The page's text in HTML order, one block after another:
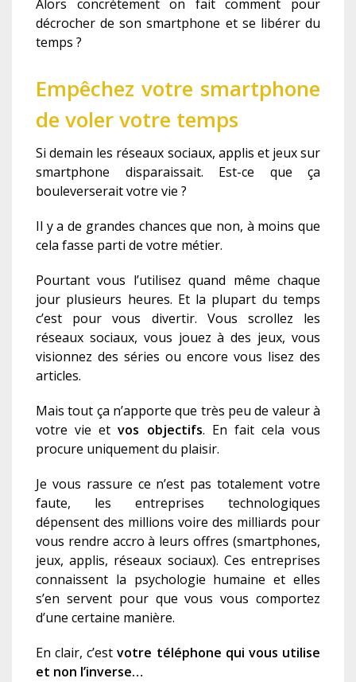
Alors concrètement on fait comment pour
décrocher de son smartphone et se libérer du
temps ?
Empêchez votre smartphone
de voler votre temps
Si demain les réseaux sociaux, applis et jeux sur
smartphone disparaissait. Est-ce que ça
bouleverserait votre vie ?
Il y a de grandes chances que non, à moins que
cela fasse parti de votre métier.
Pourtant vous l’utilisez quand même chaque
jour plusieurs heures. Et la plupart du temps
c’est pour vous divertir. Vous scrollez les
réseaux sociaux, vous jouez à des jeux, vous
visionnez des séries ou encore vous lisez des
articles.
Mais tout ça n’apporte que très peu de valeur à
votre vie etvos objectifs. En fait cela vous
procure uniquement du plaisir.
Je vous rassure ce n’est pas totalement votre
faute, les entreprises technologiques
dépensent des millions voire des milliards pour
vous rendre accro à leurs offres (smartphones,
jeux, applis, réseaux sociaux). Ces entreprises
connaissent la psychologie humaine et elles
s’en servent pour que vous vous comportez
d’une certaine manière.
En clair, c’estvotre téléphone qui vous utilise
et non l’inverse…